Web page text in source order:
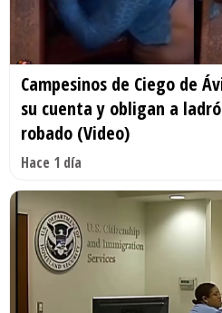
Campesinos de Ciego de
su cuenta y obligan a
robado (Video)
Hace 1 día